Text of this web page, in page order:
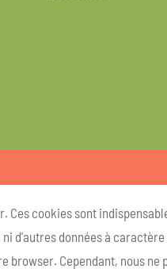
cookies sont
d'autres données à
browser. Cependant, nous